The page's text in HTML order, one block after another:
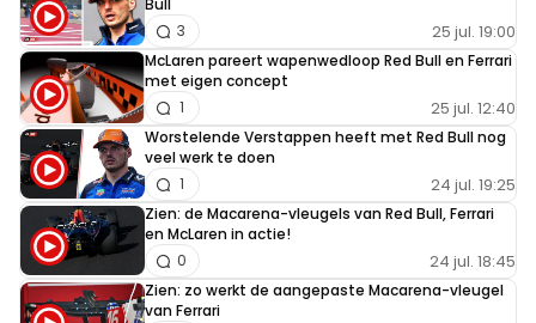
Bull
25 jul. 19:00
3
McLaren pareert wapenwedloop Red Bull en Ferrari
met eigen concept
25 jul. 12:40
1
Worstelende Verstappen heeft met Red Bull nog
veel werk te doen
24 jul. 19:25
1
Zien: de Macarena-vleugels van Red Bull, Ferrari
en McLaren in actie!
24 jul. 18:45
0
Zien: zo werkt de aangepaste Macarena-vleugel
van Ferrari